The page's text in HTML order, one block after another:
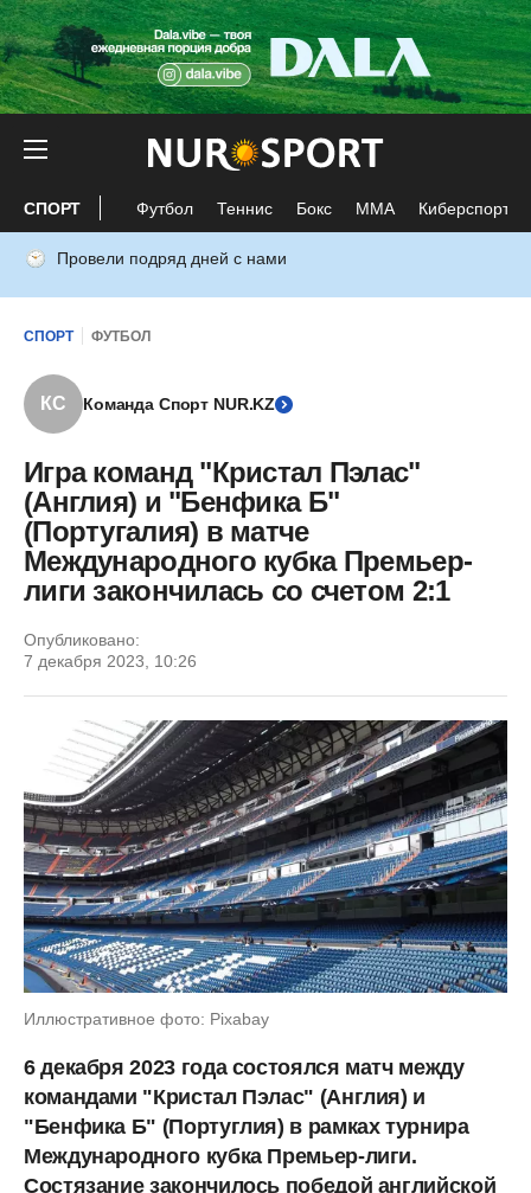
СПОРТ Футбол Теннис Бокс ММА Киберспорт
Провели подряд дней с нами
СПОРТ ФУТБОЛ
КС Команда Спорт NUR.KZ
Игра команд "Кристал Пэлас"
(Англия) и "Бенфика Б"
(Португалия) в матче
Международного кубка Премьер-
лиги закончилась со счетом 2:1
Опубликовано:
7 декабря 2023, 10:26
Иллюстративное фото: Pixabay
6 декабря 2023 года состоялся матч между
командами "Кристал Пэлас" (Англия) и
"Бенфика Б" (Португлия) в рамках турнира
Международного кубка Премьер-лиги.
Состязание закончилось победой английской